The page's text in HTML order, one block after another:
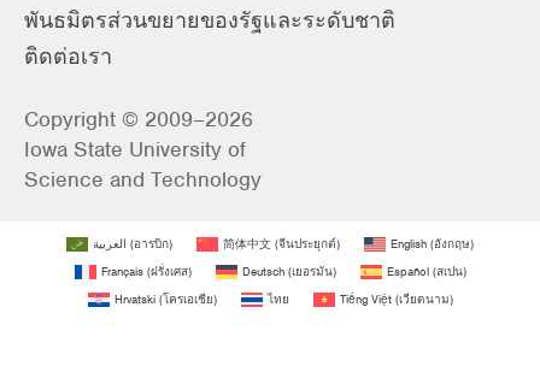
พันธมิตรส่วนขยายของรัฐและระดับชาติ
ติดต่อเรา
Copyright © 2009–2026
Iowa State University of
Science and Technology
العربية (อารบิก) 简体中文 (จีนประยุกต์) English (อังกฤษ)
Français(ฝรั่งเศส) Deutsch(เยอรมัน) Español(สเปน)
Hrvatski(โครเอเชีย) ไทย Tiếng Việt(เวียดนาม)